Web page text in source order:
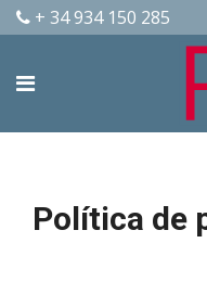
+ 34 934 150 285
Política de